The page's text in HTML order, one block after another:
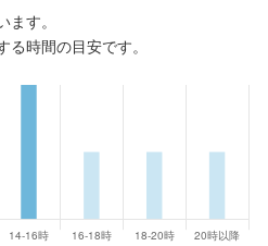
す。
時間の目安です。